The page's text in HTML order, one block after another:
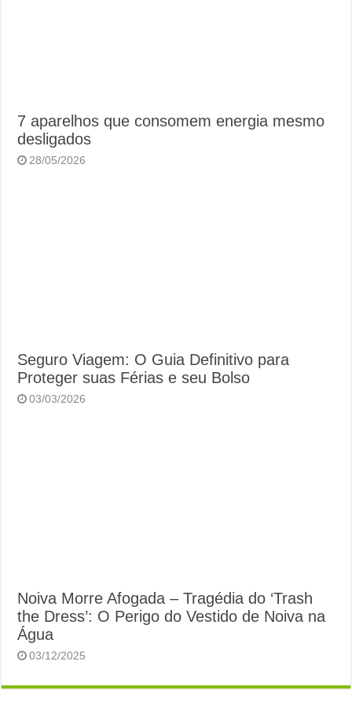
7 aparelhos que consomem energia mesmo
desligados
28/05/2026
Seguro Viagem: O Guia Definitivo para
Proteger suas Férias e seu Bolso
03/03/2026
Noiva Morre Afogada – Tragédia do ‘Trash
the Dress’: O Perigo do Vestido de Noiva na
Água
03/12/2025